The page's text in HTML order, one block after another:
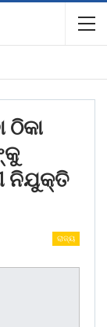
ଠିକା
ନିଯୁକ୍ତି
ରାଜ୍ୟ